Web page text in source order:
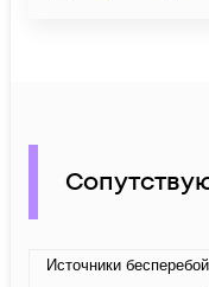
Источники